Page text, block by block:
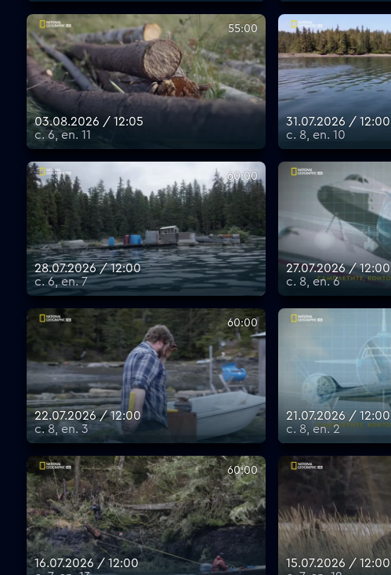
55:00
03.08.2026 / 12:05
с. 6, еп. 11
31.07.2026 / 12:00
с. 8, еп. 10
60:00
28.07.2026 / 12:00
с. 6, еп. 7
27.07.2026 / 12:00
с. 8, еп. 6
60:00
22.07.2026 / 12:00
с. 8, еп. 3
21.07.2026 / 12:00
с. 8, еп. 2
60:00
16.07.2026 / 12:00
15.07.2026 / 12:00